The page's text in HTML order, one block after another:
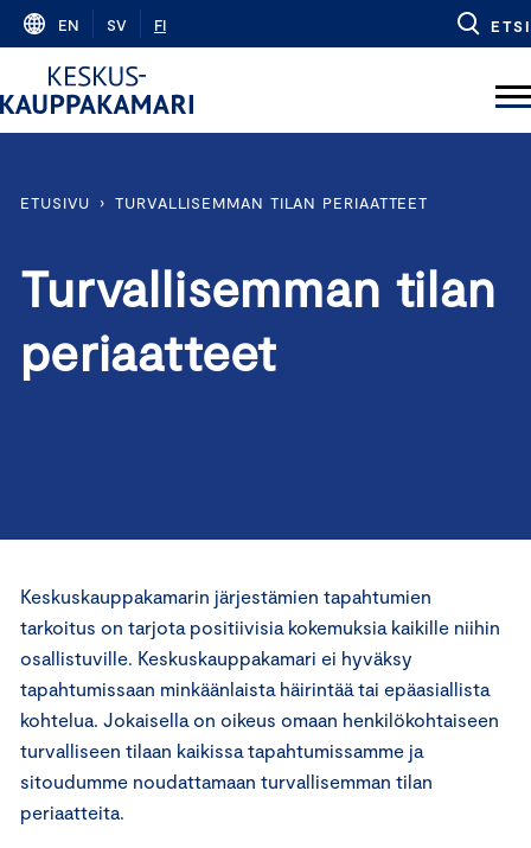
Skip
content
EN SV FI ETSI
ETUSIVU › TURVALLISEMMAN TILAN PERIAATTEET
Turvallisemman tilan
periaatteet
Keskuskauppakamarin järjestämien tapahtumien
tarkoitus on tarjota positiivisia kokemuksia kaikille niihin
osallistuville. Keskuskauppakamari ei hyväksy
tapahtumissaan minkäänlaista häirintää tai epäasiallista
kohtelua. Jokaisella on oikeus omaan henkilökohtaiseen
turvalliseen tilaan kaikissa tapahtumissamme ja
sitoudumme noudattamaan turvallisemman tilan
periaatteita.